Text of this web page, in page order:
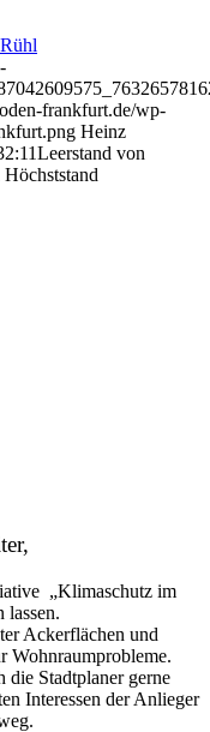
frankfurt.de/wp-
Heinz
Leerstand von
„Klimaschutz im
lassen.
Ackerflächen und
Wohnraumprobleme.
die Stadtplaner gerne
Interessen der Anlieger